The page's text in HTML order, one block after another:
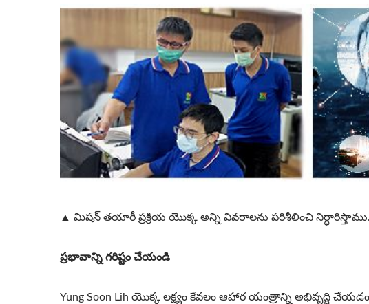
▲ మిషన్ తయారీ ప్రక్రియ యొక్క అన్ని వివరాలను పరిశీలించి నిర్ధారిస్తాము.
ప్రభావాన్ని గరిష్టం చేయండి
Yung Soon Lih యొక్క లక్ష్యం కేవలం ఆహార యంత్రాన్ని